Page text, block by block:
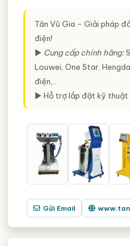
Tân Vũ Gia - Giải pháp
điện!
► Cung cấp chính hãng:
Louwei, One Star,
điện,..
► Hỗ trợ lắp đặt kỹ thuật
Gửi Email